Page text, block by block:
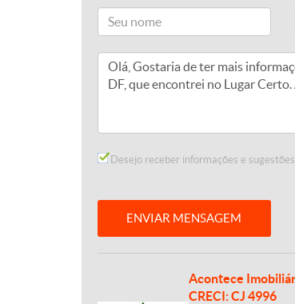
Desejo receber informações e
ENVIAR MENSAGEM
Acontece
CRECI: CJ 4996